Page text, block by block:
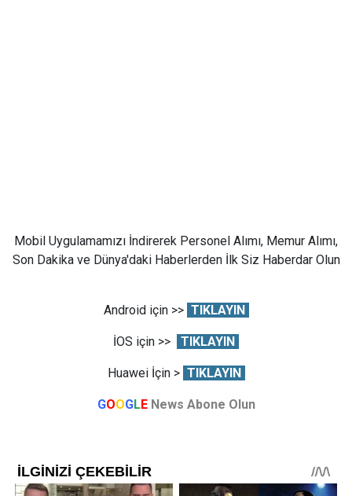
Mobil Uygulamamızı İndirerek Personel Alımı, Memur Alımı,
Son Dakika ve Dünya'daki Haberlerden İlk Siz Haberdar Olun
Android için >> TIKLAYIN
İOS için >> TIKLAYIN
Huawei İçin > TIKLAYIN
GOOGLE News Abone Olun